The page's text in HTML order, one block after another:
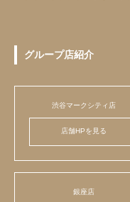
グループ店紹介
渋谷マークシティ店
店舗HPを見る
銀座店